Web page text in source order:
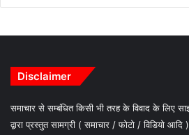
Disclaimer
समाचार से सम्बंधित किसी भी तरह के विवाद के लिए
द्वारा प्रस्तुत सामग्री ( समाचार / फोटो / विडियो आदि